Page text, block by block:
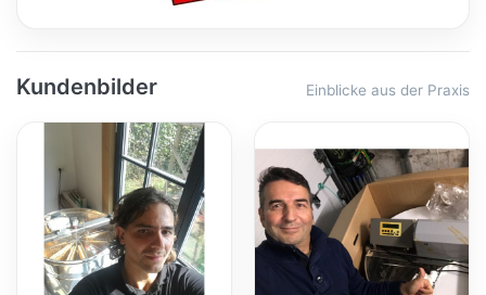
Kundenbilder Einblicke aus der Praxis